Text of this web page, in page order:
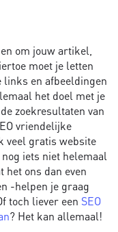
om jouw artikel,
moet je letten
en afbeeldingen
het doel met je
zoekresultaten van
vriendelijke
veel gratis website
iets niet helemaal
ons dan even
-helpen je graag
toch liever een SEO
? Het kan allemaal!